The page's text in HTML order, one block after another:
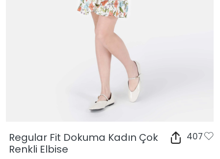
Regular Fit Dokuma Kadın Çok
Renkli Elbise
407